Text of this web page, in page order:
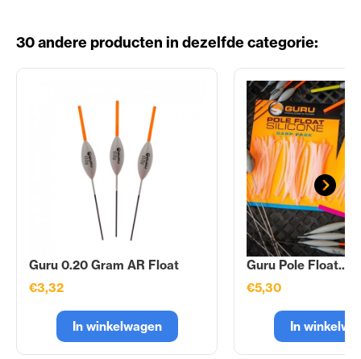
30 andere producten in dezelfde categorie:
Guru 0.20 Gram AR Float
€3,32
In winkelwagen
Guru Pole Float...
€5,30
In